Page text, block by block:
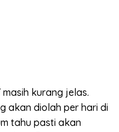
masih kurang jelas.
akan diolah per hari di
tahu pasti akan